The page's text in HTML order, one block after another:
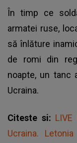
În timp ce
armatei ruse,
să înlăture
de romi din
noapte, un tanc
Ucraina.
Citeste si:
Ucraina.